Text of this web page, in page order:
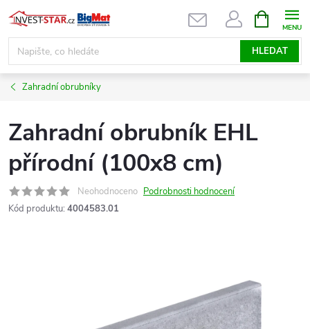
Přejít
na
obsah
HLEDAT
NÁKUPNÍ
KOŠÍK
Zahradní obrubníky
Zahradní obrubník EHL
přírodní (100x8 cm)
Neohodnoceno Podrobnosti hodnocení
Kód produktu: 4004583.01